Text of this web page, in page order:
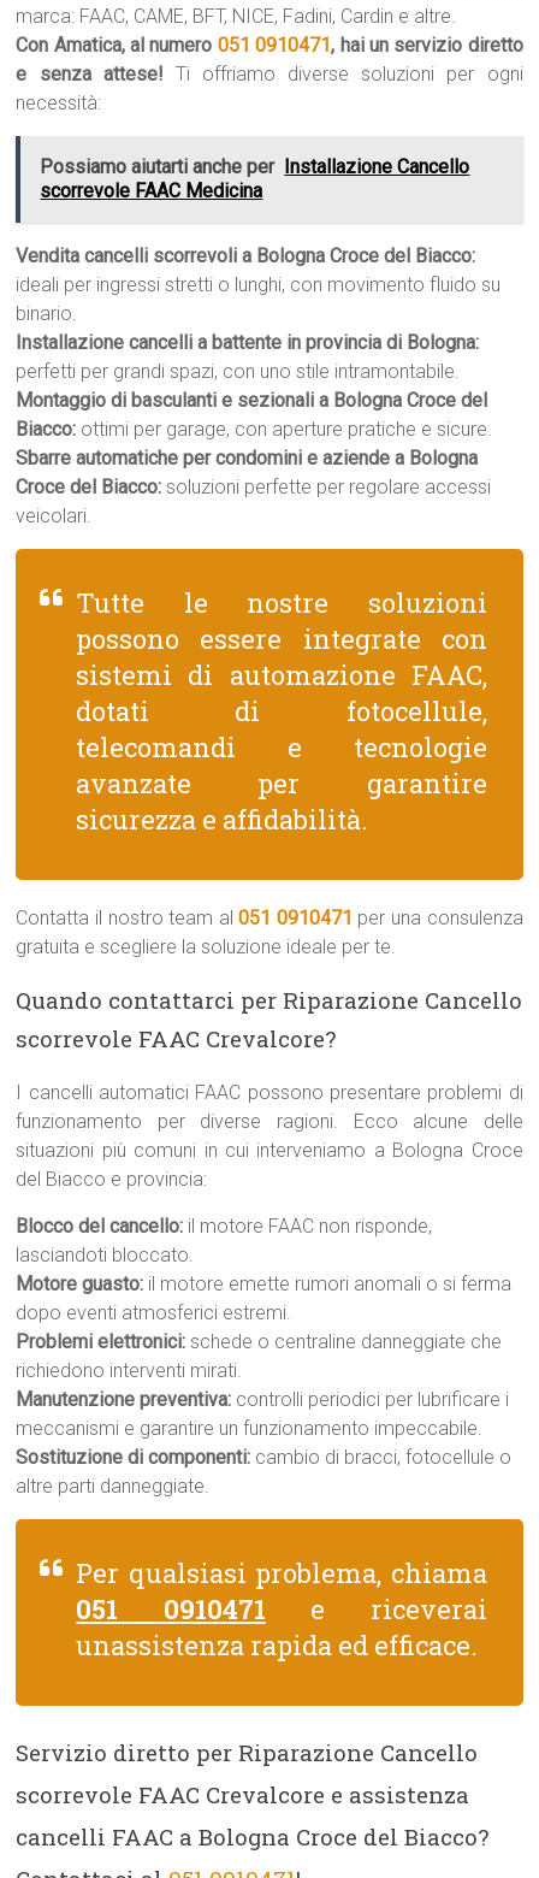
marca: FAAC, CAME, BFT, NICE, Fadini, Cardin e altre.
Con Amatica, al numero 051 0910471, hai un servizio diretto
e senza attese! Ti offriamo diverse soluzioni per ogni
necessità:
Possiamo aiutarti anche per Installazione Cancello
scorrevole FAAC Medicina
Vendita cancelli scorrevoli a Bologna Croce del Biacco:
ideali per ingressi stretti o lunghi, con movimento fluido su
binario.
Installazione cancelli a battente in provincia di Bologna:
perfetti per grandi spazi, con uno stile intramontabile.
Montaggio di basculanti e sezionali a Bologna Croce del
Biacco: ottimi per garage, con aperture pratiche e sicure.
Sbarre automatiche per condomini e aziende a Bologna
Croce del Biacco: soluzioni perfette per regolare accessi
veicolari.
Tutte le nostre soluzioni
possono essere integrate con
sistemi di automazione FAAC,
dotati di fotocellule,
telecomandi e tecnologie
avanzate per garantire
sicurezza e affidabilità.
Contatta il nostro team al051 0910471 per una consulenza
gratuita e scegliere la soluzione ideale per te.
Quando contattarci per Riparazione Cancello
scorrevole FAAC Crevalcore?
I cancelli automatici FAAC possono presentare problemi di
funzionamento per diverse ragioni. Ecco alcune delle
situazioni più comuni in cui interveniamo a Bologna Croce
del Biacco e provincia:
Blocco del cancello: il motore FAAC non risponde,
lasciandoti bloccato.
Motore guasto: il motore emette rumori anomali o si ferma
dopo eventi atmosferici estremi.
Problemi elettronici: schede o centraline danneggiate che
richiedono interventi mirati.
Manutenzione preventiva: controlli periodici per lubrificare i
meccanismi e garantire un funzionamento impeccabile.
Sostituzione di componenti: cambio di bracci, fotocellule o
altre parti danneggiate.
Per qualsiasi problema, chiama
051 0910471 e riceverai
unassistenza rapida ed efficace.
Servizio diretto per Riparazione Cancello
scorrevole FAAC Crevalcore e assistenza
cancelli FAAC a Bologna Croce del Biacco?